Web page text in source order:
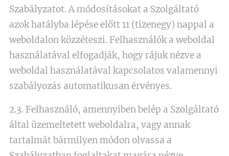
Szabályzatot. A módosításokat a Szolgáltató
azok hatályba lépése előtt 11 (tizenegy) nappal a
weboldalon közzéteszi. Felhasználók a weboldal
használatával elfogadják, hogy rájuk nézve a
weboldal használatával kapcsolatos valamennyi
szabályozás automatikusan érvényes.
2.3. Felhasználó, amennyiben belép a Szolgáltató
által üzemeltetett weboldalra, vagy annak
tartalmát bármilyen módon olvassa a